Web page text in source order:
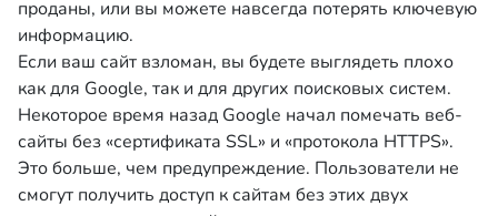
проданы, или вы можете навсегда потерять ключевую
информацию.
Если ваш сайт взломан, вы будете выглядеть плохо
как для Google, так и для других поисковых систем.
Некоторое время назад Google начал помечать веб-
сайты без «сертификата SSL» и «протокола HTTPS».
Это больше, чем предупреждение. Пользователи не
смогут получить доступ к сайтам без этих двух